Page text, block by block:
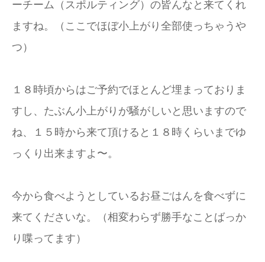
ーチーム（スポルティング）の皆んなと来てくれ
ますね。（ここでほぼ小上がり全部使っちゃうや
つ）
１８時頃からはご予約でほとんど埋まっておりま
すし、たぶん小上がりが騒がしいと思いますので
ね、１５時から来て頂けると１８時くらいまでゆ
っくり出来ますよ〜。
今から食べようとしているお昼ごはんを食べずに
来てくださいな。（相変わらず勝手なことばっか
り喋ってます）